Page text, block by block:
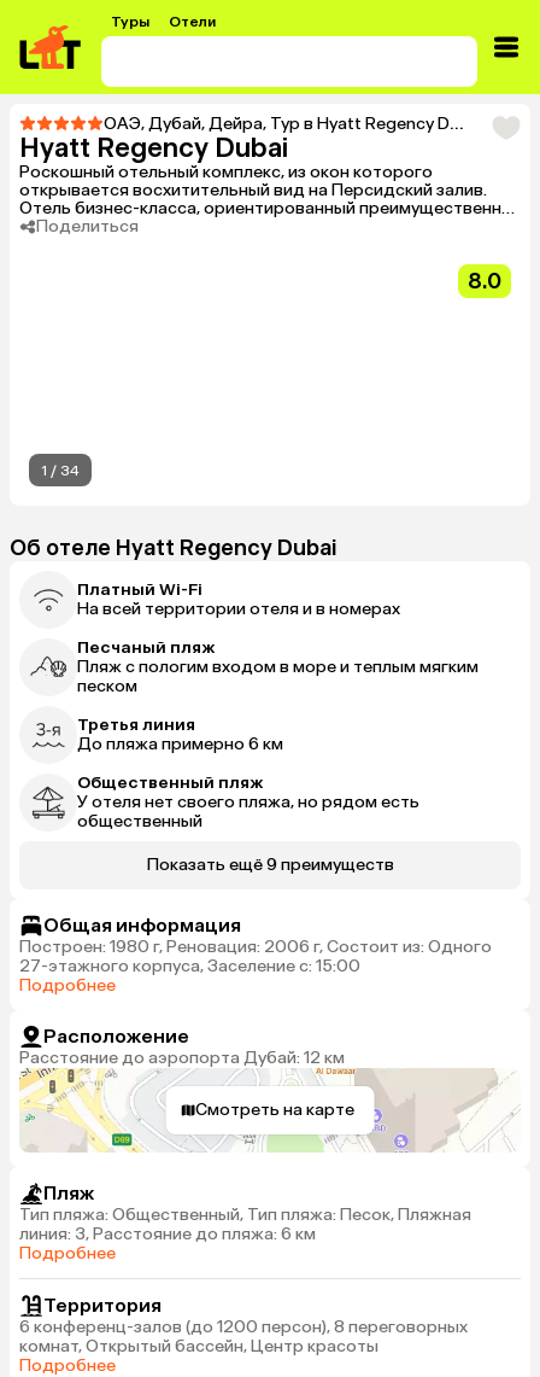
Туры Отели
ОАЭ,Дубай,Дейра, Тур в Hyatt Regency Dubai
Hyatt Regency Dubai
Роскошный отельный комплекс, из окон которого
открывается восхитительный вид на Персидский залив.
Отель бизнес-класса, ориентированный преимущественно
на деловых людей, проведение корпоративных
классическая мебель, дорогие ткани, паркетные полы,
Поделиться
8.0
1 / 34
Об отеле Hyatt Regency Dubai
Платный Wi-Fi
На всей территории отеля и в номерах
Песчаный пляж
Пляж с пологим входом в море и теплым мягким
песком
Третья линия
До пляжа примерно 6 км
Общественный пляж
У отеля нет своего пляжа, но рядом есть
общественный
Показать ещё 9 преимуществ
Общая информация
Построен: 1980 г, Реновация: 2006 г, Состоит из: Одного
27-этажного корпуса, Заселение с: 15:00
Подробнее
Расположение
Расстояние до аэропорта Дубай: 12 км
Смотреть на карте
Пляж
Тип пляжа: Общественный, Тип пляжа: Песок, Пляжная
линия: 3, Расстояние до пляжа: 6 км
Подробнее
Территория
6 конференц-залов (до 1200 персон), 8 переговорных
комнат, Открытый бассейн, Центр красоты
Подробнее